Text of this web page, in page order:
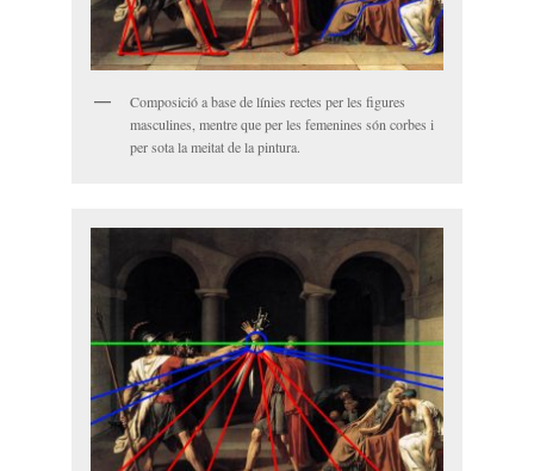
Composició a base de línies rectes per les figures
masculines, mentre que per les femenines són corbes i
per sota la meitat de la pintura.